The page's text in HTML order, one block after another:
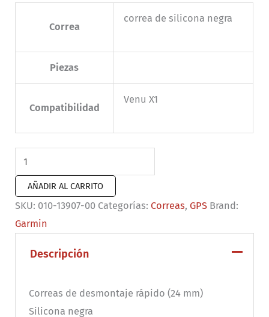
Correa
correa de silicona negra
Piezas
Compatibilidad
Venu X1
Correas
de
desmontaje
rápido
(24
AÑADIR AL CARRITO
SKU: 010-13907-00 Categorías: Correas, GPS Brand:
Garmin
Descripción
Correas de desmontaje rápido (24 mm)
Silicona negra